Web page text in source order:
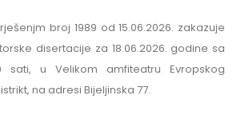
broj 1989 od 15.06.2026. zakazuje
disertacije za 18.06.2026. godine sa
sati, u Velikom amfiteatru Evropskog
na adresi Bijeljinska 77.